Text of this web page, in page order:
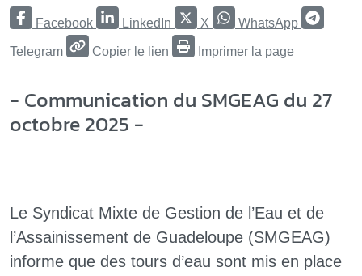
Facebook LinkedIn X WhatsApp
Telegram Copier le lien Imprimer la page
- Communication du SMGEAG du 27
octobre 2025 -
Le Syndicat Mixte de Gestion de l’Eau et de
l’Assainissement de Guadeloupe (SMGEAG)
informe que des tours d’eau sont mis en place